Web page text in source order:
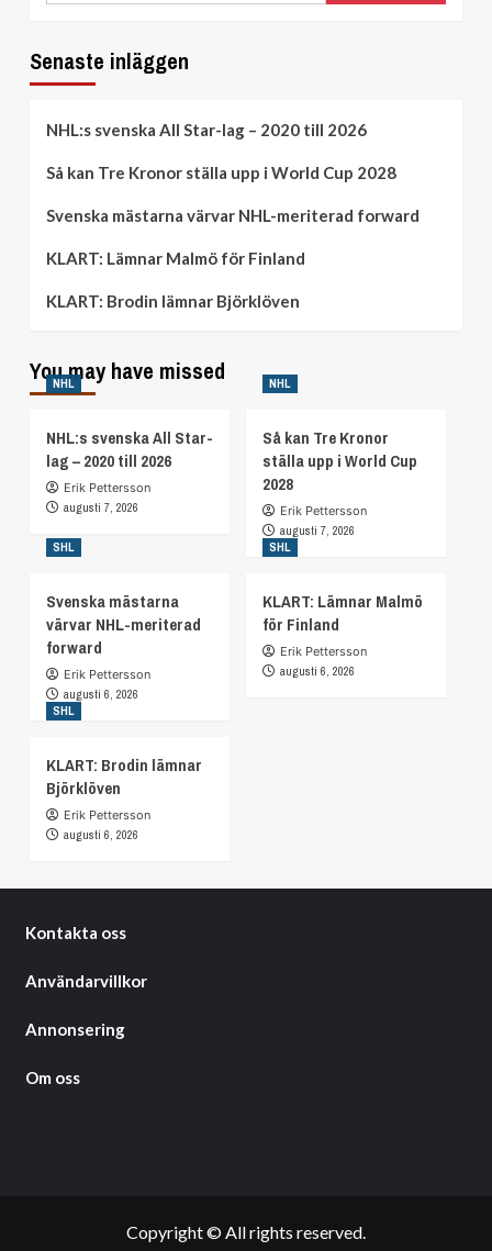
Senaste inläggen
NHL:s svenska All Star-lag – 2020 till 2026
Så kan Tre Kronor ställa upp i World Cup 2028
Svenska mästarna värvar NHL-meriterad forward
KLART: Lämnar Malmö för Finland
KLART: Brodin lämnar Björklöven
You may have missed
NHL
NHL:s svenska All Star-
lag – 2020 till 2026
Erik Pettersson
augusti 7, 2026
NHL
Så kan Tre Kronor
ställa upp i World Cup
2028
Erik Pettersson
augusti 7, 2026
SHL
Svenska mästarna
värvar NHL-meriterad
forward
Erik Pettersson
augusti 6, 2026
SHL
KLART: Lämnar Malmö
för Finland
Erik Pettersson
augusti 6, 2026
SHL
KLART: Brodin lämnar
Björklöven
Erik Pettersson
augusti 6, 2026
Kontakta oss
Användarvillkor
Annonsering
Om oss
Copyright © All rights reserved.